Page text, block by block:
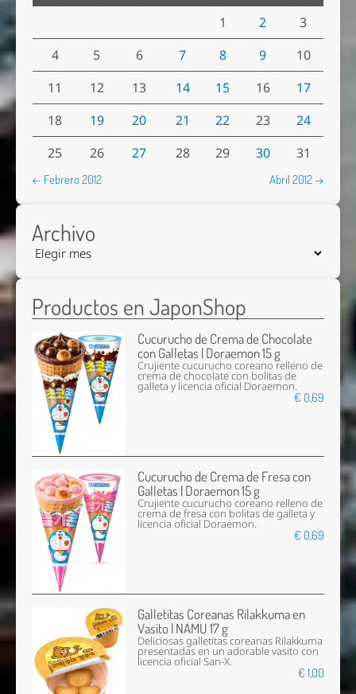
1
2
3
4
5 6 7 8 9
10
11
12 13 14 15 16
17
18
19 20 21 22 23
24
25
26 27 28 29 30 31
← Febrero 2012 Abril 2012 →
Archivo
Productos en JaponShop
Cucurucho de Crema de Chocolate
con Galletas | Doraemon 15 g
Crujiente cucurucho coreano relleno de
crema de chocolate con bolitas de
galleta y licencia oficial Doraemon.
€ 0,69
Cucurucho de Crema de Fresa con
Galletas | Doraemon 15 g
Crujiente cucurucho coreano relleno de
crema de fresa con bolitas de galleta y
licencia oficial Doraemon.
€ 0,69
Galletitas Coreanas Rilakkuma en
Vasito | NAMU 17 g
Deliciosas galletitas coreanas Rilakkuma
presentadas en un adorable vasito con
licencia oficial San-X.
€ 1,00